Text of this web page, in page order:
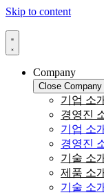
Skip to content
Company
Close Company
기업 소
경영진
기업 소
경영진
기술 소
제품 소
기술 소